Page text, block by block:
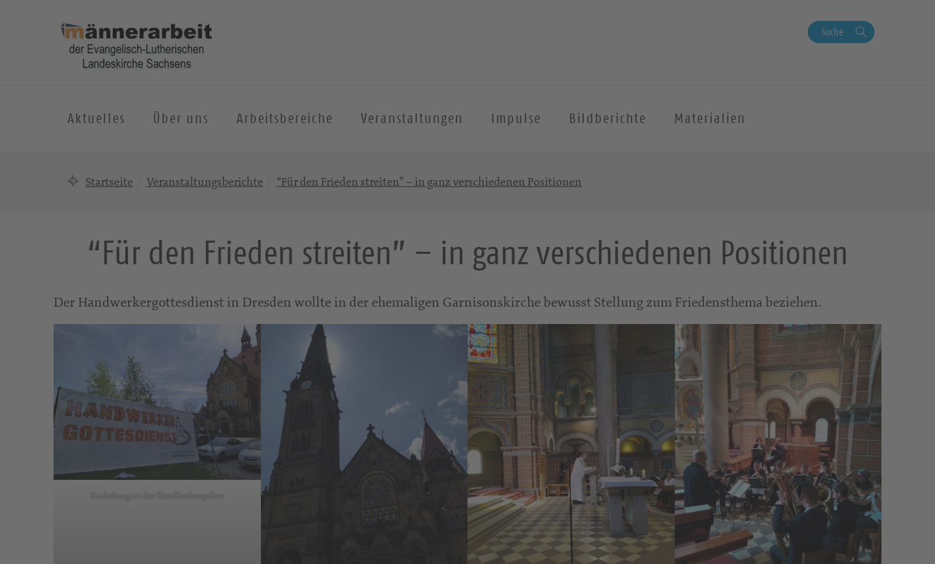
Suche
Aktuelles Über uns Arbeitsbereiche Veranstaltungen Impulse Bildberichte Materialien
Startseite Veranstaltungsberichte “Für den Frieden streiten” – in ganz verschiedenen Positionen
“Für den Frieden streiten” – in ganz verschiedenen Positionen
Der Handwerkergottesdienst in Dresden wollte in der ehemaligen Garnisonskirche bewusst Stellung zum Friedensthema beziehen.
Einladung an der Stauffenbergallee